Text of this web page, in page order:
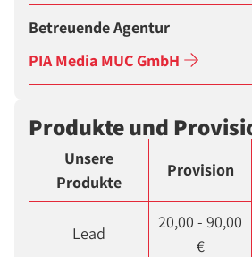
Betreuende Agentur
PIA Media MUC GmbH
Produkte und
Unsere
Produkte
Provision
Lead
20,00 - 90,00
€